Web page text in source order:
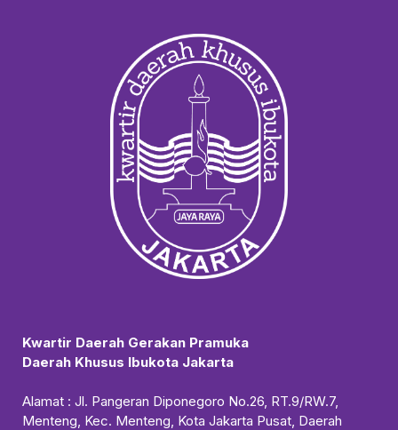
Kwartir Daerah Gerakan Pramuka
Daerah Khusus Ibukota Jakarta
Alamat : Jl. Pangeran Diponegoro No.26, RT.9/RW.7,
Menteng, Kec. Menteng, Kota Jakarta Pusat, Daerah